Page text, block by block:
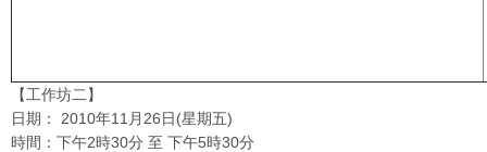
【工作坊二】
日期： 2010年11月26日(星期五)
時間：下午2時30分 至 下午5時30分